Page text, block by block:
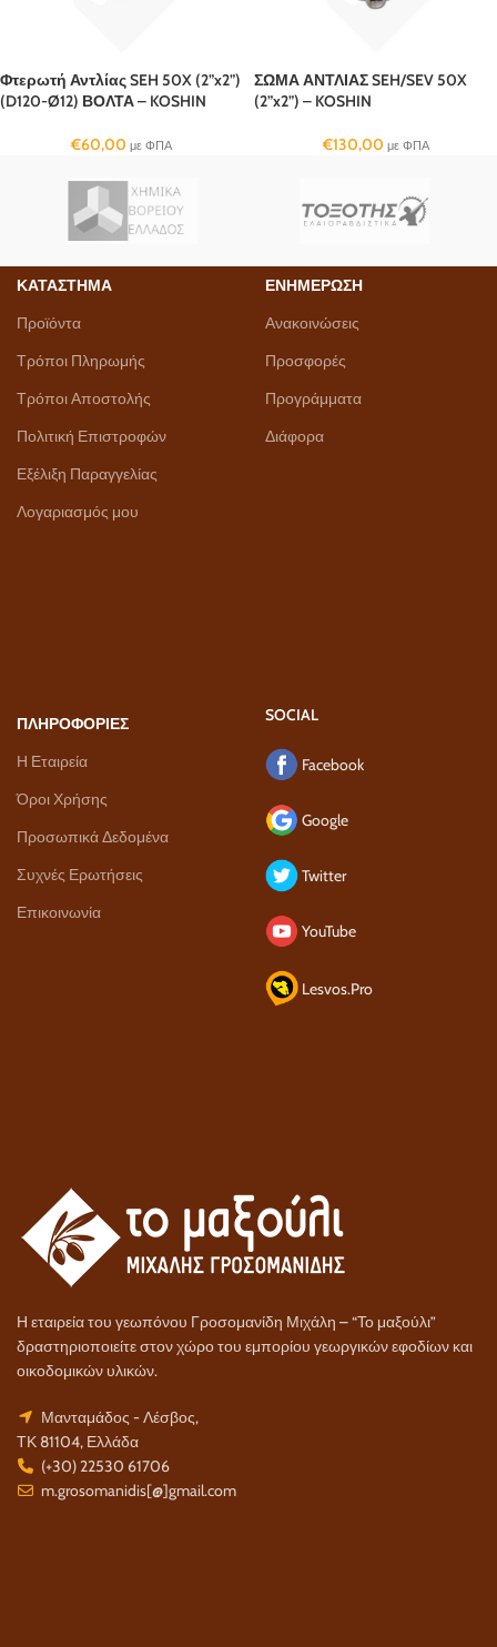
Φτερωτή Αντλίας SEH 50X (2”x2”)
(D120-Ø12) ΒΟΛΤΑ – KOSHIN
€60,00 με ΦΠΑ
ΣΩΜΑ ΑΝΤΛΙΑΣ SEH/SEV 50X
(2”x2”) – KOSHIN
€130,00 με ΦΠΑ
ΚΑΤΑΣΤΗΜΑ
Προϊόντα
Τρόποι Πληρωμής
Τρόποι Αποστολής
Πολιτική Επιστροφών
Εξέλιξη Παραγγελίας
Λογαριασμός μου
ΕΝΗΜΕΡΩΣΗ
Ανακοινώσεις
Προσφορές
Προγράμματα
Διάφορα
ΠΛΗΡΟΦΟΡΙΕΣ
Η Εταιρεία
Όροι Χρήσης
Προσωπικά Δεδομένα
Συχνές Ερωτήσεις
Επικοινωνία
SOCIAL
Facebook
Google
Twitter
YouTube
Lesvos.Pro
Η εταιρεία του γεωπόνου Γροσομανίδη Μιχάλη – “Το μαξούλι”
δραστηριοποιείτε στον χώρο του εμπορίου γεωργικών εφοδίων και
οικοδομικών υλικών.
Μανταμάδος - Λέσβος,
ΤΚ 81104, Ελλάδα
(+30) 22530 61706
m.grosomanidis[@]gmail.com